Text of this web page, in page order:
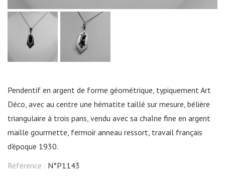
Pendentif en argent de forme géométrique, typiquement Art
Déco, avec au centre une hématite taillé sur mesure, bélière
triangulaire à trois pans, vendu avec sa chaîne fine en argent
maille gourmette, fermoir anneau ressort, travail français
d'époque 1930.
Référence : N°P1143